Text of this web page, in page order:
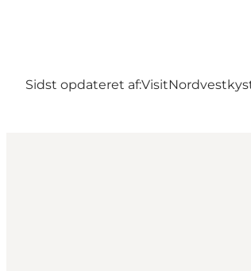
Sidst opdateret af: